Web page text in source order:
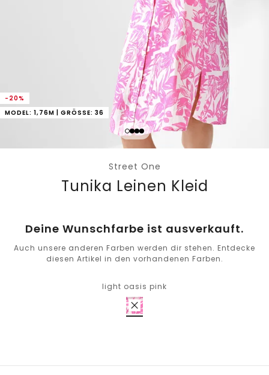
-20%
MODEL: 1,76M | GRÖSSE: 36
Street One
Tunika Leinen Kleid
Deine Wunschfarbe ist ausverkauft.
Auch unsere anderen Farben werden dir stehen. Entdecke
diesen Artikel in den vorhandenen Farben.
light oasis pink